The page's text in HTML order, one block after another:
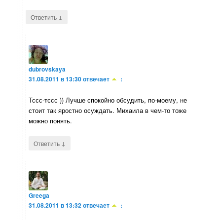
Ответить ↓
dubrovskaya
31.08.2011 в 13:30отвечает :
Тссс-тссс )) Лучше спокойно обсудить, по-моему, не
стоит так яростно осуждать. Михаила в чем-то тоже
можно понять.
Ответить ↓
Greega
31.08.2011 в 13:32отвечает :